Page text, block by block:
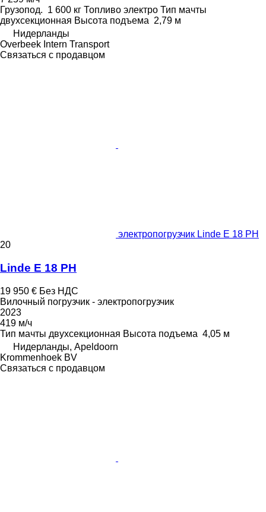
Грузопод. 1 600 кг Топливо электро Тип мачты
двухсекционная Высота подъема 2,79 м
Нидерланды
Overbeek Intern Transport
Связаться с продавцом
электропогрузчик Linde E 18 PH
20
Linde E 18 PH
19 950 € Без НДС
Вилочный погрузчик - электропогрузчик
2023
419 м/ч
Тип мачты двухсекционная Высота подъема 4,05 м
Нидерланды, Apeldoorn
Krommenhoek BV
Связаться с продавцом